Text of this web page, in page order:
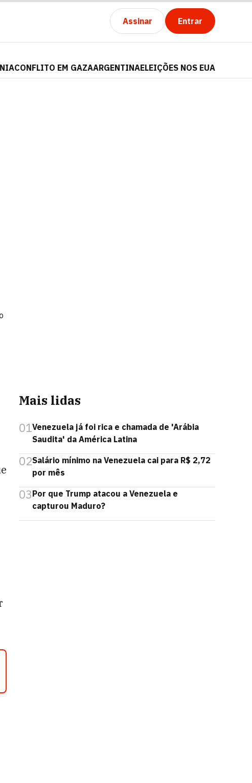
Assinar Entrar
CONFLITO EM GAZAARGENTINAELEIÇÕES NOS EUA
Mais lidas
01Venezuela já foi rica e chamada de 'Arábia
Saudita' da América Latina
02Salário mínimo na Venezuela cai para R$ 2,72
por mês
03Por que Trump atacou a Venezuela e
capturou Maduro?